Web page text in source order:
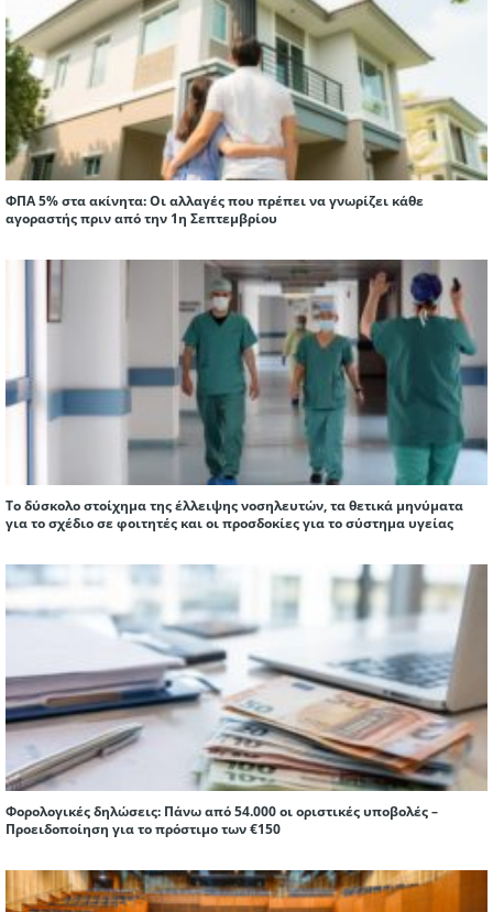
ΦΠΑ 5% στα ακίνητα: Οι αλλαγές που πρέπει να γνωρίζει κάθε
αγοραστής πριν από την 1η Σεπτεμβρίου
Το δύσκολο στοίχημα της έλλειψης νοσηλευτών, τα θετικά μηνύματα
για το σχέδιο σε φοιτητές και οι προσδοκίες για το σύστημα υγείας
Φορολογικές δηλώσεις: Πάνω από 54.000 οι οριστικές υποβολές –
Προειδοποίηση για το πρόστιμο των €150